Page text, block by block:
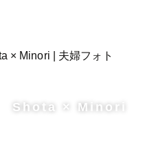
Shota × Minori